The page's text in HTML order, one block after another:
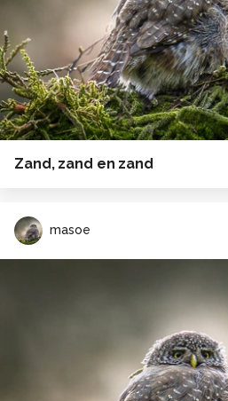
Zand, zand en zand
masoe